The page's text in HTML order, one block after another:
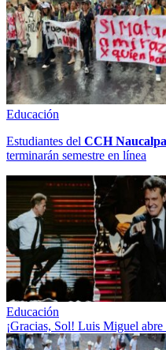
Educación
Estudiantes del CCH
terminarán semestre en línea
Educación
¡Gracias, Sol! Luis Miguel